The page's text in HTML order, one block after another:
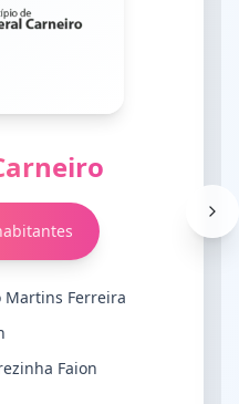
Martins Ferreira
Faion